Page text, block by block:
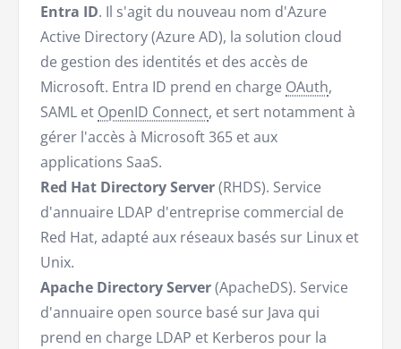
Entra ID. Il s'agit du nouveau nom d'Azure
Active Directory (Azure AD), la solution cloud
de gestion des identités et des accès de
Microsoft. Entra ID prend en charge OAuth,
SAML et OpenID Connect, et sert notamment à
gérer l'accès à Microsoft 365 et aux
applications SaaS.
Red Hat Directory Server(RHDS). Service
d'annuaire LDAP d'entreprise commercial de
Red Hat, adapté aux réseaux basés sur Linux et
Unix.
Apache Directory Server(ApacheDS). Service
d'annuaire open source basé sur Java qui
prend en charge LDAP et Kerberos pour la